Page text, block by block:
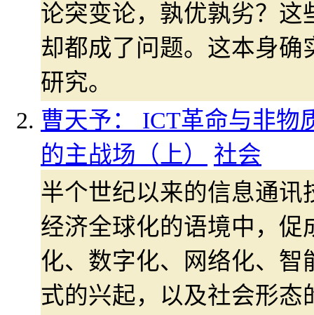
论突变论，孰优孰劣？
却都成了问题。这本身
研究。
曹天予： ICT革命与非物
的主战场（上）
社会
半个世纪以来的信息通
经济全球化的语境中，
化、数字化、网络化、
式的兴起，以及社会形